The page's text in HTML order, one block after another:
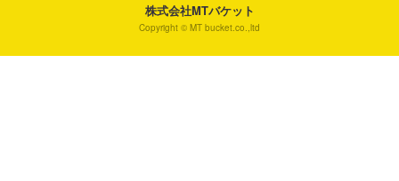
株式会社MTバケット
Copyright © MT bucket.co.,ltd